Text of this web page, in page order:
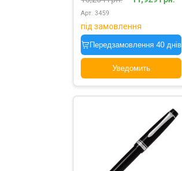
Арт. 3459
під замовлення
Передзамовлення 40 днів
Уведомить